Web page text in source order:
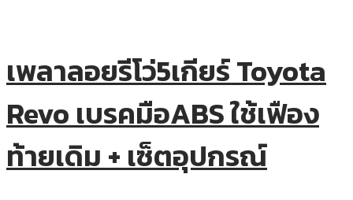
เพลาลอยรีโว่5เกียร์ Toyota
Revo เบรคมือABS ใช้เฟือง
ท้ายเดิม + เซ็ตอุปกรณ์